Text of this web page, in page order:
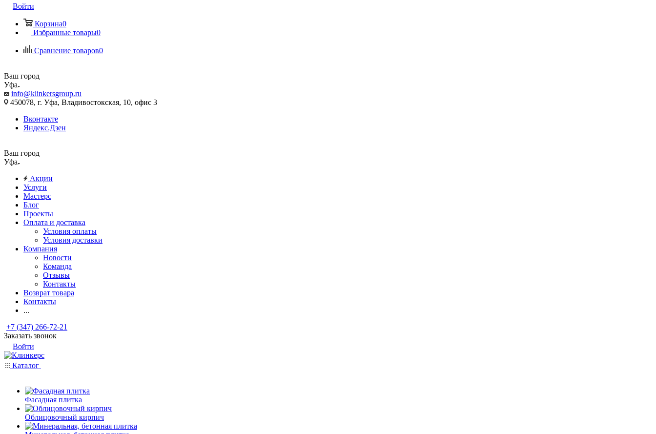
Войти
Корзина0
Избранные товары0
Сравнение товаров0
Ваш город
Уфа
info@klinkersgroup.ru
450078, г. Уфа, Владивостокская, 10, офис 3
Вконтакте
Яндекс.Дзен
Ваш город
Уфа
Акции
Услуги
Мастерс
Блог
Проекты
Оплата и доставка
Условия оплаты
Условия доставки
Компания
Новости
Команда
Отзывы
Контакты
Возврат товара
Контакты
...
+7 (347) 266-72-21
Заказать звонок
Войти
Каталог
Фасадная плитка
Облицовочный кирпич